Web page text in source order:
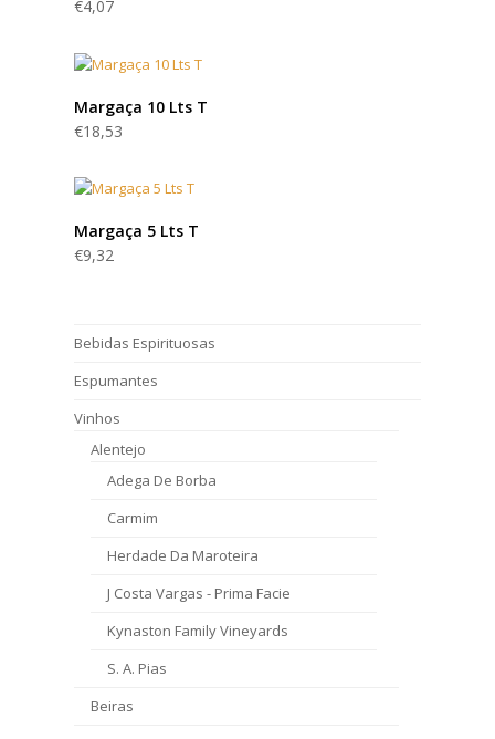
€4,07
Margaça 10 Lts T
€18,53
Margaça 5 Lts T
€9,32
Bebidas Espirituosas
Espumantes
Vinhos
Alentejo
Adega De Borba
Carmim
Herdade Da Maroteira
J Costa Vargas - Prima Facie
Kynaston Family Vineyards
S. A. Pias
Beiras